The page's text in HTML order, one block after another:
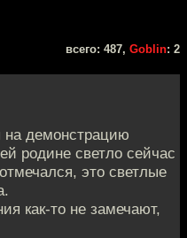
всего: 487, Goblin: 2
демонстрацию
родине светло сейчас
это светлые
как-то не замечают,